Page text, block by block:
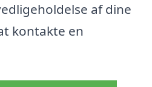
af dine
kontakte en